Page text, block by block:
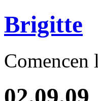
Brigitte
Comencen